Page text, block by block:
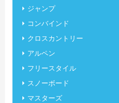
ジャンプ
コンバインド
クロスカントリー
アルペン
フリースタイル
スノーボード
マスターズ